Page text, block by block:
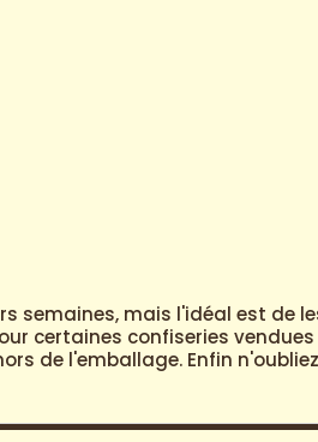
semaines, mais l'idéal est de
certaines confiseries
de l'emballage. Enfin